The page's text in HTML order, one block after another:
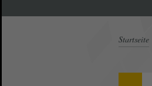
Startseite